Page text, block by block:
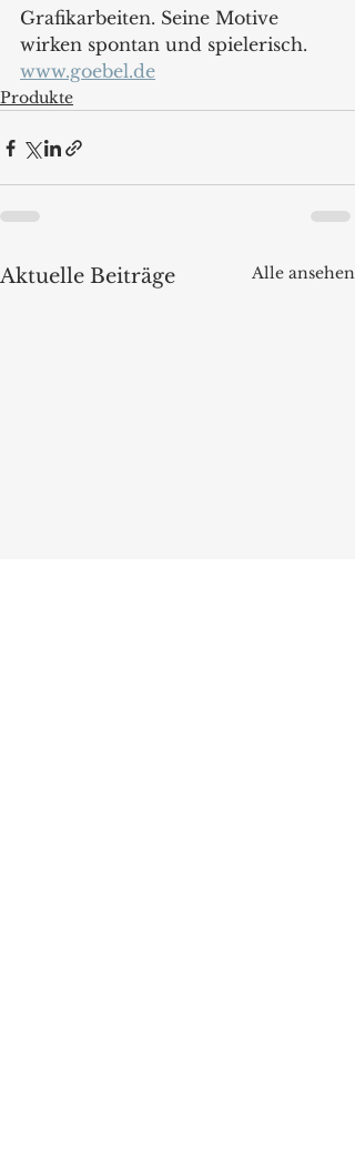
Grafikarbeiten. Seine Motive
wirken spontan und spielerisch.
www.goebel.de
Produkte
Aktuelle Beiträge Alle ansehen